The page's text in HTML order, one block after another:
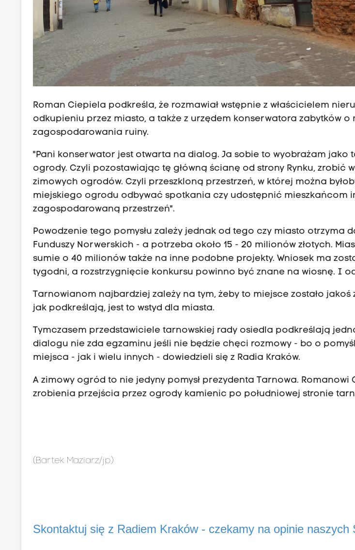
Roman Ciepiela podkreśla, że rozmawiał wstępnie z właścicielem
odkupieniu przez miasto, a także z urzędem konserwatora zabytków o
zagospodarowania ruiny.
"Pani konserwator jest otwarta na dialog. Ja sobie to wyobrażam jako
ogrody. Czyli pozostawiając tę główną ścianę od strony Rynku, zrobić
zimowych ogrodów. Czyli przeszkloną przestrzeń, w której można
miejskiego ogrodu odbywać spotkania czy udostępnić mieszkańcom
zagospodarowaną przestrzeń".
Powodzenie tego pomysłu zależy jednak od tego czy miasto otrzyma
Funduszy Norwerskich - a potrzeba około 15 - 20 milionów złotych.
sumie o 40 milionów także na inne podobne projekty. Wniosek ma
tygodni, a rozstrzygnięcie konkursu powinno być znane na wiosnę. I
Tarnowianom najbardziej zależy na tym, żeby to miejsce zostało
jak podkreślają, jest to wstyd dla miasta.
Tymczasem przedstawiciele tarnowskiej rady osiedla podkreślają
dialogu nie zda egzaminu jeśli nie będzie chęci rozmowy - bo o
miejsca - jak i wielu innych - dowiedzieli się z Radia Kraków.
A zimowy ogród to nie jedyny pomysł prezydenta Tarnowa. Romanowi
zrobienia przejścia przez ogrody kamienic po południowej stronie
(Bartek Maziarz/jp)
Skontaktuj się z Radiem Kraków - czekamy na opinie naszych